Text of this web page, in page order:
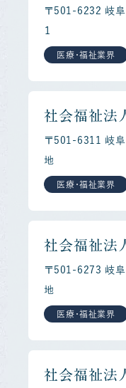
〒501-6232 岐阜
１
医療・福祉業界
社会福祉法
〒501-6311 岐阜
地
医療・福祉業界
社会福祉法
〒501-6273 岐阜
地
医療・福祉業界
社会福祉法